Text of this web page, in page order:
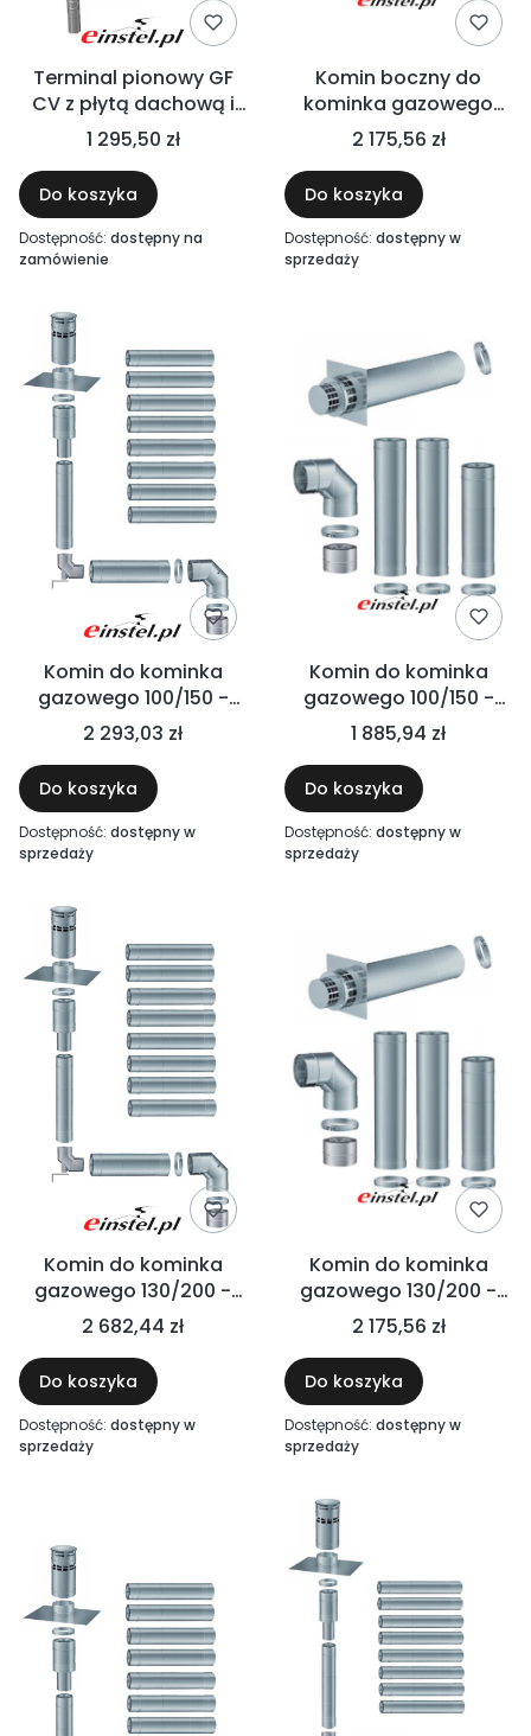
Terminal pionowy GF
CV z płytą dachową i
rurą FLEX - zakończenie
komina murowanego -
do kominka gazowego
1 295,50 zł
Do koszyka
Dostępność: dostępny na
zamówienie
Komin boczny do
kominka gazowego
FABER MATRIX 130/200 -
wyrzut przez boczną
ścianę
2 175,56 zł
Do koszyka
Dostępność: dostępny w
sprzedaży
Komin do kominka
gazowego 100/150 -
Ø100 do szachtu
2 293,03 zł
Do koszyka
Dostępność: dostępny w
sprzedaży
Komin do kominka
gazowego 100/150 -
wyrzut przez boczną
ścianę
1 885,94 zł
Do koszyka
Dostępność: dostępny w
sprzedaży
Komin do kominka
gazowego 130/200 -
Ø130 do szachtu
2 682,44 zł
Do koszyka
Dostępność: dostępny w
sprzedaży
Komin do kominka
gazowego 130/200 -
wyrzut przez boczną
ścianę
2 175,56 zł
Do koszyka
Dostępność: dostępny w
sprzedaży